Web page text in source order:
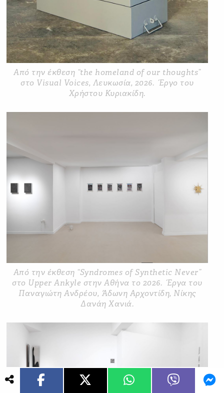
Από την έκθεση “the homeland of our thoughts”
στο Visual Voices, Λευκωσία, 2026. Έργο του
Χρήστου Κυριακίδη.
Από την έκθεση “Syndromes of Synthetic Never”
στο Upper Ankyle στην Αθήνα το 2026. Έργα του
Παναγιώτη Ανδρέου, Άδωνη Αρχοντίδη, Νίκης
Δανάη Χανιά.